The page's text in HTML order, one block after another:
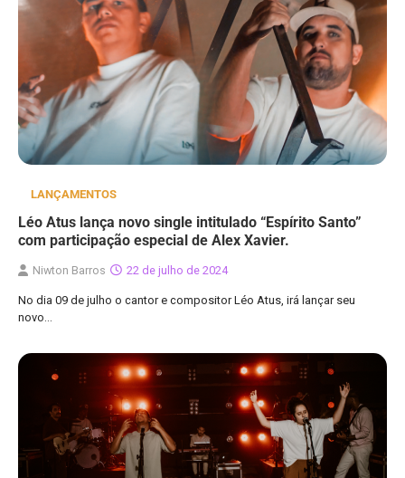
LANÇAMENTOS
Léo Atus lança novo single intitulado “Espírito Santo”
com participação especial de Alex Xavier.
Niwton Barros 22 de julho de 2024
No dia 09 de julho o cantor e compositor Léo Atus, irá lançar seu
novo…